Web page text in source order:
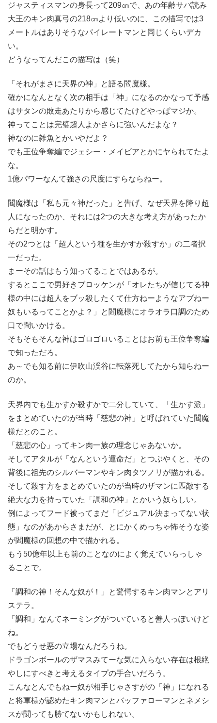
ジャスティスマンの身長って209㎝で、あの年齢サバ読み
大王のキン肉真弓の218㎝より低いのに、この描写では3
メートルはありそうなパイレートマンと同じくらいデカ
い。
どうなってんだこの描写は（笑）
「それがまさに天界の神」と語る閻魔様。
確かになんとなく次の相手は「神」になるのかなって予感
はサタンの敗走あたりから感じてたけどやっぱマジか。
神ってことは完璧超人よかさらに強いんだよな？
神なのに雑魚とかいやだよ？
でも王位争奪編でジェシー・メイビアとかにヤられてたよ
な。
1億パワーなんて強さの尺度にすらならねー。
閻魔様は「私も元々神だった」と告げ、なぜ天界を降り超
人になったのか、それには2つの大きな考え方があったか
らだと明かす。
その2つとは「超人という種を生かすか殺すか」の二者択
一だった。
まーその話はもう知ってることではあるが。
するとここで男好きブロッケンが「オレたちが信じてる神
様の中には超人をブッ殺したくて仕方ねーようなアブねー
奴もいるってことかよ？」と閻魔様にオラオラ口調のため
口で問いかける。
そもそもそんな神はゴロゴロいることはお前も王位争奪編
で知っただろ。
あ～でも知る前に伊吹山渓谷に転落死してたから知らねー
のか。
天界内でも生かすか殺すかで二分していて、「生かす派」
をまとめていたのが当時「慈悲の神」と呼ばれていた閻魔
様だとのこと。
「慈悲の心」ってキン肉一族の理念じゃあないか。
そしてアタルが「なんという運命だ」とつぶやくと、その
背後に祖先のシルバーマンやキン肉タツノリが描かれる。
そして殺す方をまとめていたのが当時のザマンに匹敵する
絶大な力を持っていた「調和の神」とかいう奴らしい。
例によってフード被ってまだ「ビジュアル決まってない状
態」なのがあからさまだが、とにかくめっちゃ怖そうな姿
が閻魔様の回想の中で描かれる。
もう50億年以上も前のことなのによく覚えていらっしゃ
ることで。
「調和の神！そんな奴が！」と驚愕するキン肉マンとアリ
ステラ。
「調和」なんてネーミングがついていると善人っぽいけど
ね。
でもどうせ悪の立場なんだろうね。
ドラゴンボールのザマスみてーな気に入らない存在は根絶
やしにすべきと考えるタイプの手合いだろう。
こんなとんでもねー奴が相手じゃさすがの「神」になれる
と将軍様が認めたキン肉マンとバッファローマンとネメシ
スが闘っても勝てないかもしれない。